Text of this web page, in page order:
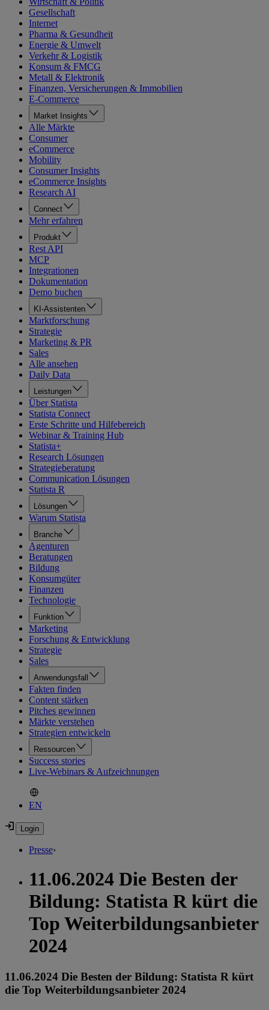
Gesellschaft
Internet
Pharma & Gesundheit
Energie & Umwelt
Verkehr & Logistik
Konsum & FMCG
Metall & Elektronik
Finanzen, Versicherungen & Immobilien
E-Commerce
Market Insights
Alle Märkte
Consumer
eCommerce
Mobility
Consumer Insights
eCommerce Insights
Research AI
Connect
Mehr erfahren
Produkt
Rest API
MCP
Integrationen
Dokumentation
Demo buchen
KI-Assistenten
Marktforschung
Strategie
Marketing & PR
Sales
Alle ansehen
Daily Data
Leistungen
Über Statista
Statista Connect
Erste Schritte und Hilfebereich
Webinar & Training Hub
Statista+
Research Lösungen
Strategieberatung
Communication Lösungen
Statista R
Lösungen
Warum Statista
Branche
Agenturen
Beratungen
Bildung
Konsumgüter
Finanzen
Technologie
Funktion
Marketing
Forschung & Entwicklung
Strategie
Sales
Anwendungsfall
Fakten finden
Content stärken
Pitches gewinnen
Märkte verstehen
Strategien entwickeln
Ressourcen
Success stories
Live-Webinars & Aufzeichnungen
EN
Presse›
11.06.2024 Die Besten der
Bildung: Statista R kürt die
Top Weiterbildungsanbieter
2024
11.06.2024 Die Besten der Bildung: Statista R kürt
die Top Weiterbildungsanbieter 2024